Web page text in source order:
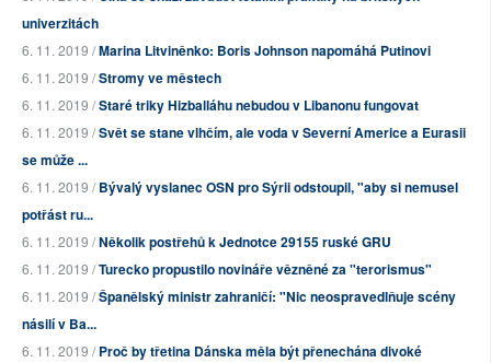
univerzitách
6. 11. 2019 /Marina Litviněnko: Boris Johnson napomáhá Putinovi
6. 11. 2019 /Stromy ve městech
6. 11. 2019 /Staré triky Hizballáhu nebudou v Libanonu fungovat
6. 11. 2019 /Svět se stane vlhčím, ale voda v Severní Americe a Eurasii
se může ...
6. 11. 2019 /Bývalý vyslanec OSN pro Sýrii odstoupil, "aby si nemusel
potřást ru...
6. 11. 2019 /Několik postřehů k Jednotce 29155 ruské GRU
6. 11. 2019 /Turecko propustilo novináře vězněné za "terorismus"
6. 11. 2019 /Španělský ministr zahraničí: "Nic neospravedlňuje scény
násilí v Ba...
6. 11. 2019 /Proč by třetina Dánska měla být přenechána divoké